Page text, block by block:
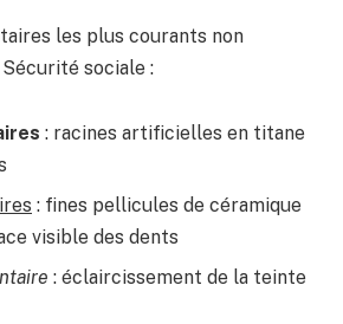
les plus courants non
sociale :
: racines artificielles en titane
: fines pellicules de céramique
visible des dents
: éclaircissement de la teinte